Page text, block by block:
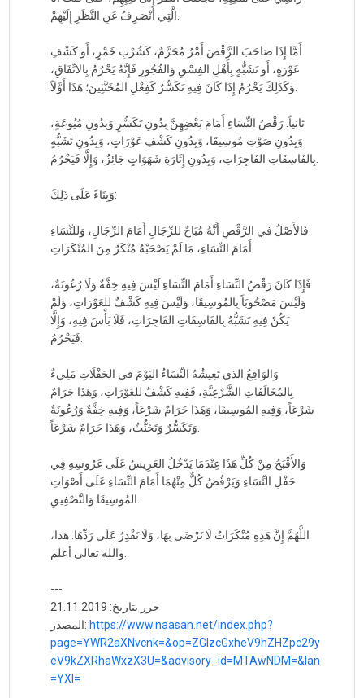
أَمَّا إِذَا صَاحَبَ الرَّقْصَ أَمْرٌ مُحَرَّمٌ، كَشُرْبِ خَمْرٍ، أَو كَشْفِ
عَوْرَةٍ، أَو تَشَبُّهٍ بِأَهْلِ الفِسْقِ وَالفُجُورِ فَإِنَّهُ يَحْرُمُ بِالاتِّفَاقِ،
ثانياً: رَقْصُ النِّسَاءِ أَمَامَ بَعْضِهِنَّ بِدُونِ تَكَسُّرٍ وَبِدُونِ مُيُوعَةٍ،
وَبِدُونِ صَوْتِ مُوسِيقَا، وَبِدُونِ كَشْفِ عَوْرَاتٍ، وَبِدُونِ تَشَبُّهٍ
وَبِنَاءً عَلَى ذَلِكَ:
فَالأَصْلُ في الرَّقْصِ أَنَّهُ مُبَاحٌ للرِّجَالِ أَمَامَ الرِّجَالِ، وَللنِّسَاءِ
فَإِذَا كَانَ رَقْصُ النِّسَاءِ أَمَامَ النِّسَاءِ لَيْسَ فِيهِ خِفَّةٌ وَلَا رُعُونَةٌ،
وَلَيْسَ مَصْحُوبَاً بِالمُوسِيقَا، وَلَيْسَ فِيهِ كَشْفٌ للعَوْرَاتِ، وَلَمْ
يَكُنْ فِيهِ تَشَبُّهٌ بِالفَاسِقَاتِ الفَاجِرَاتِ، فَلَا بَأْسَ فِيهِ، وَإِلَّا
وَالوَاقِعُ الذي تَعِيشُهُ النِّسَاءُ اليَوْمَ في الحَفْلَاتِ مَلِيءٌ
بِالمُخَالَفَاتِ الشَّرْعِيَّةِ، فَفِيهِ كَشْفٌ للعَوْرَاتِ، وَهَذَا حَرَامٌ
شَرْعَاً، وَفِيهِ المُوسِيقَا، وَهَذَا حَرَامٌ شَرْعَاً، وَفِيهِ خِفَّةٌ وَرُعُونَةٌ
وَالأَقْبَحُ مِنْ كُلِّ هَذَا عِنْدَمَا يَدْخُلُ العَرِيسُ عَلَى عَرُوسِهِ فِي
حَفْلِ النِّسَاءِ وَيَرْقُصُ كُلٌّ مِنْهُمَا أَمَامَ النِّسَاءِ عَلَى أَصْوَاتِ
اللَّهُمَّ إِنَّ هَذِهِ مُنْكَرَاتٌ لَا نَرْضَى بِهَا، وَلَا نَقْدِرُ عَلَى رَدِّهَا. هذا،
---
حرر بتاريخ: 21.11.2019
المصدر: https://www.naasan.net/index.php?
page=YWR2aXNvcnk=&op=ZGlzcGxheV9hZHZpc29y
eV9kZXRhaWxzX3U=&advisory_id=MTAwNDM=&lan
=YXI=